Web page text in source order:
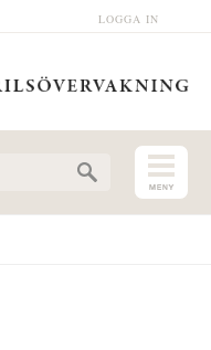
LOGGA IN